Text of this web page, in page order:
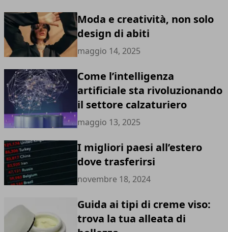
Moda e creatività, non solo
design di abiti
maggio 14, 2025
Come l’intelligenza
artificiale sta rivoluzionando
il settore calzaturiero
maggio 13, 2025
I migliori paesi all’estero
dove trasferirsi
novembre 18, 2024
Guida ai tipi di creme viso:
trova la tua alleata di